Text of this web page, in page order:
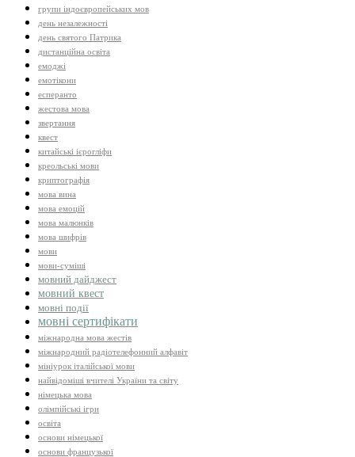
групи індоєвропейських мов
день незалежності
день святого Патрика
дистанційна освіта
емоджі
емотікони
есперанто
жестова мова
звертання
квест
китайські ієрогліфи
креольські мови
криптографія
мова вина
мова емоцій
мова малюнків
мова шифрів
мови
мови-суміші
мовний дайджест
мовний квест
мовні події
мовні сертифікати
міжнародна мова жестів
міжнародний радіотелефонний алфавіт
мініурок італійської мови
найвідоміші вчителі України та світу
німецька мова
олімпійські ігри
освіта
основи німецької
основи французької